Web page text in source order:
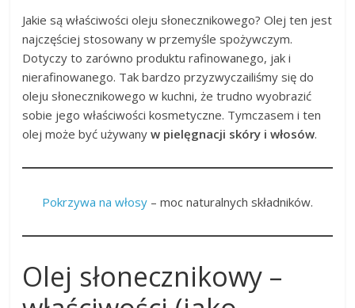
Jakie są właściwości oleju słonecznikowego? Olej ten jest
najczęściej stosowany w przemyśle spożywczym.
Dotyczy to zarówno produktu rafinowanego, jak i
nierafinowanego. Tak bardzo przyzwyczailiśmy się do
oleju słonecznikowego w kuchni, że trudno wyobrazić
sobie jego właściwości kosmetyczne. Tymczasem i ten
olej może być używanyw pielęgnacji skóry i włosów.
Pokrzywa na włosy– moc naturalnych składników.
Olej słonecznikowy –